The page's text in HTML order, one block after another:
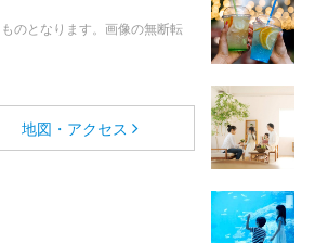
のとなります。画像の無断転
地図・アクセス